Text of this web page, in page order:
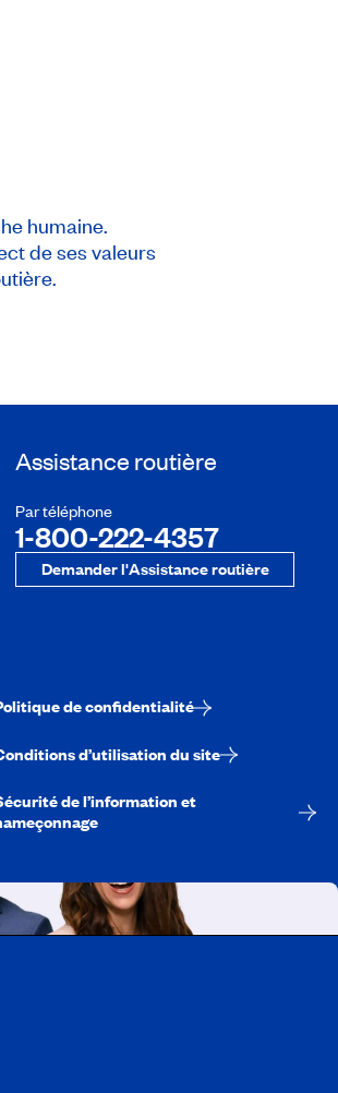
humaine.
de ses valeurs
Assistance routière
Par téléphone
1-800-222-4357
Demander l'Assistance routière
de confidentialité
d’utilisation du site
de l’information et